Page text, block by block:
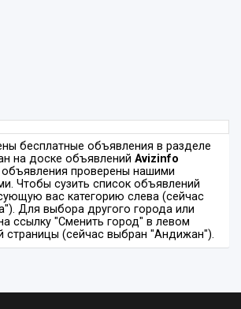
бесплатные объявления в разделе
на доске объявлений Avizinfo
объявления проверены нашими
Чтобы сузить список объявлений
вас категорию слева (сейчас
Для выбора другого города или
ссылку "Сменить город" в левом
страницы (сейчас выбран "Андижан").